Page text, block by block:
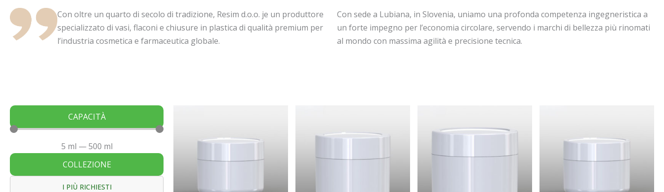
Con oltre un quarto di secolo di tradizione, Resim d.o.o. je un produttore
specializzato di vasi, flaconi e chiusure in plastica di qualità premium per
l’industria cosmetica e farmaceutica globale.
Con sede a Lubiana, in Slovenia, uniamo una profonda competenza ingegneristica a
un forte impegno per l’economia circolare, servendo i marchi di bellezza più rinomati
al mondo con massima agilità e precisione tecnica.
CAPACITÀ
5 ml —500 ml
COLLEZIONE
I PIÙ RICHIESTI